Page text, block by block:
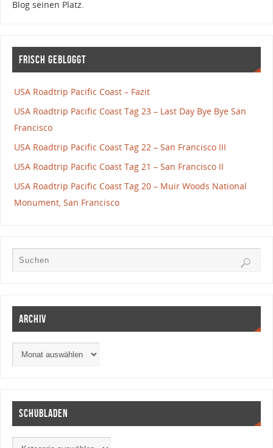
Blog seinen Platz.
Frisch gebloggt
USA Roadtrip Pacific Coast – Fazit
USA Roadtrip Pacific Coast Tag 23 – Last Day Bye Bye San
Francisco
USA Roadtrip Pacific Coast Tag 22 – San Francisco III
USA Roadtrip Pacific Coast Tag 21 – San Francisco II
USA Roadtrip Pacific Coast Tag 20 – Muir Woods National
Monument, San Francisco
Archiv
Schubladen